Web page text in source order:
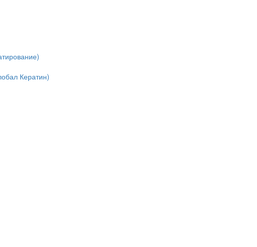
Кератин)